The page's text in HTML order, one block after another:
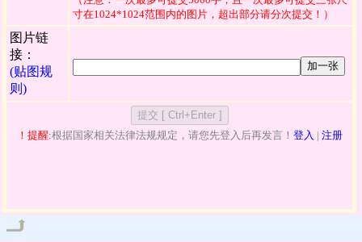
寸在1024*1024范围内的图片，超出部分请分次提交！）
图片链
接：
(贴图规
则)
加一张
！提醒:根据国家相关法律法规规定，请您先登入后再发言！ 登入 | 注册